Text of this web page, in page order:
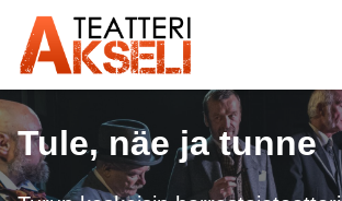
Tule, näe ja tunne